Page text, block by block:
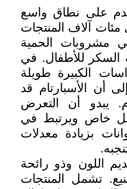
على نطاق واسع
مئات آلاف المنتجات
مشروبات الحمية
السكر للأطفال. في
الكبيرة طويلة
أن الأسبارتام قد
يبدو أن التعرض
خاص ويرتبط في
بزيادة معدلات
اللون وذو رائحة
تشمل المنتجات